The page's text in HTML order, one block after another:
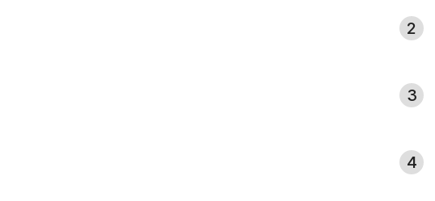
2
3
4